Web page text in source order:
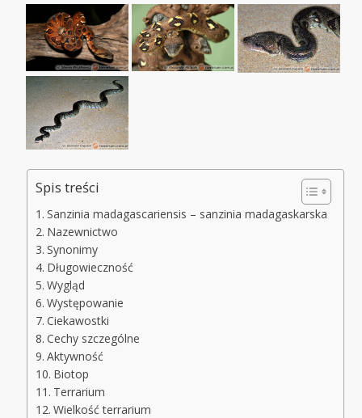
Spis treści
Sanzinia madagascariensis – sanzinia madagaskarska
Nazewnictwo
Synonimy
Długowieczność
Wygląd
Występowanie
Ciekawostki
Cechy szczególne
Aktywność
Biotop
Terrarium
Wielkość terrarium